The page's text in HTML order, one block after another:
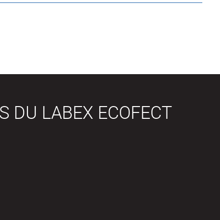
DU LABEX ECOFECT